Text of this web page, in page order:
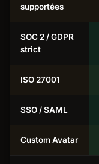
supportées
SOC 2 / GDPR
strict
ISO 27001
SSO / SAML
Custom Avatar